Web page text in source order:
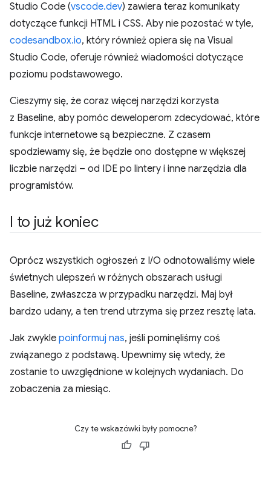
Studio Code (vscode.dev) zawiera teraz komunikaty
dotyczące funkcji HTML i CSS. Aby nie pozostać w tyle,
codesandbox.io, który również opiera się na Visual
Studio Code, oferuje również wiadomości dotyczące
poziomu podstawowego.
Cieszymy się, że coraz więcej narzędzi korzysta
z Baseline, aby pomóc deweloperom zdecydować, które
funkcje internetowe są bezpieczne. Z czasem
spodziewamy się, że będzie ono dostępne w większej
liczbie narzędzi – od IDE po lintery i inne narzędzia dla
programistów.
I to już koniec
Oprócz wszystkich ogłoszeń z I/O odnotowaliśmy wiele
świetnych ulepszeń w różnych obszarach usługi
Baseline, zwłaszcza w przypadku narzędzi. Maj był
bardzo udany, a ten trend utrzyma się przez resztę lata.
Jak zwykle poinformuj nas, jeśli pominęliśmy coś
związanego z podstawą. Upewnimy się wtedy, że
zostanie to uwzględnione w kolejnych wydaniach. Do
zobaczenia za miesiąc.
Czy te wskazówki były pomocne?